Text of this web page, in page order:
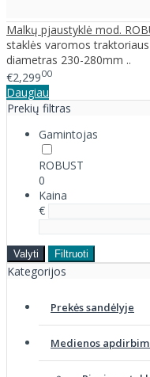
Malkų pjaustyklė mod.
staklės varomos
diametras 230-280mm ..
€2,29900
Daugiau
Prekių filtras
Gamintojas
ROBUST
0
Kaina
€
Valyti Filtruoti
Kategorijos
Prekės sandėlyje
Medienos